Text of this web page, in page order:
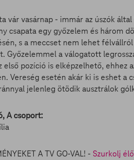
vár vasárnap - immár az úszók
csapata egy győzelem és három
s a meccset nem lehet
Győzelemmel a válogatott
pozíció is elképzelhető, ehhez
Vereség esetén akár ki is eshet a
jelenleg ötödik ausztrálok
A csoport:
A TV GO-VAL! - Szurkolj